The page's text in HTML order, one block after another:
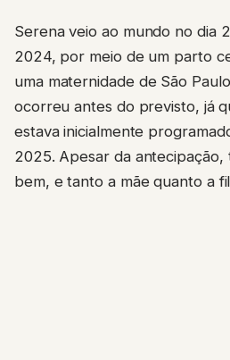
Serena veio ao mundo no dia
2024, por meio de um parto
uma maternidade de São
ocorreu antes do previsto, já
estava inicialmente
2025. Apesar da
bem, e tanto a mãe quanto a